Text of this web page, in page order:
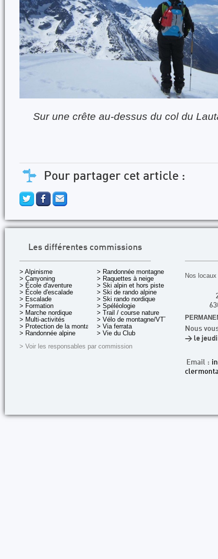
Sur une crête au-dessus du col du
Pour partager cet article :
Les différentes commissions
> Alpinisme
> Canyoning
> École d'aventure
> École d'escalade
> Escalade
> Formation
> Marche nordique
> Multi-activités
> Protection de la montagne
> Randonnée alpine
> Randonnée montagne
> Raquettes à neige
> Ski alpin et hors piste
> Ski de rando alpine
> Ski rando nordique
> Spéléologie
> Trail / course nature
> Vélo de montagne/VTT
> Via ferrata
> Vie du Club
> Voir les responsables par commission
Nos
Nous
> le jeudi
Email :